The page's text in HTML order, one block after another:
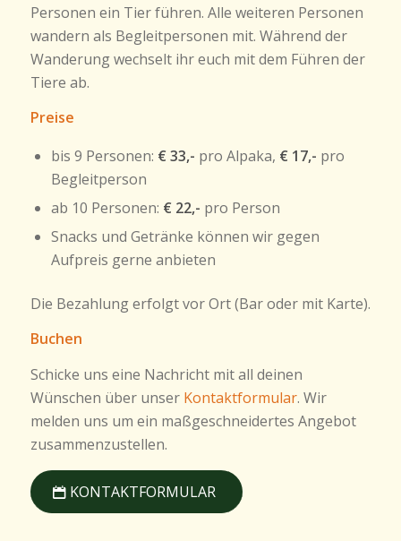
Personen ein Tier führen. Alle weiteren Personen
wandern als Begleitpersonen mit. Während der
Wanderung wechselt ihr euch mit dem Führen der
Tiere ab.
Preise
bis 9 Personen: € 33,- pro Alpaka, € 17,- pro
Begleitperson
ab 10 Personen: € 22,- pro Person
Snacks und Getränke können wir gegen
Aufpreis gerne anbieten
Die Bezahlung erfolgt vor Ort (Bar oder mit Karte).
Buchen
Schicke uns eine Nachricht mit all deinen
Wünschen über unser Kontaktformular. Wir
melden uns um ein maßgeschneidertes Angebot
zusammenzustellen.
KONTAKTFORMULAR